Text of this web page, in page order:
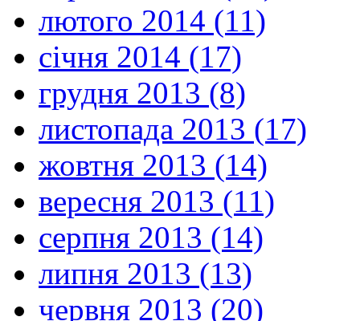
лютого 2014 (11)
січня 2014 (17)
грудня 2013 (8)
листопада 2013 (17)
жовтня 2013 (14)
вересня 2013 (11)
серпня 2013 (14)
липня 2013 (13)
червня 2013 (20)